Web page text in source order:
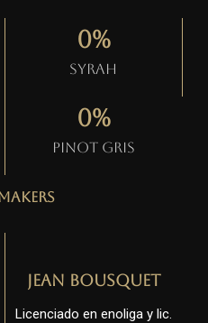
Syrah
0%
Pinot gris
0%
Jean Bousquet
Licenciado en enoliga y lic.